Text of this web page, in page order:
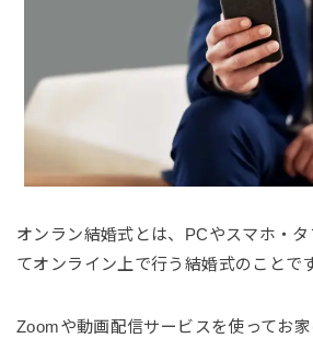
オンラン結婚式とは、PCやスマホ・
てオンライン上で行う結婚式のことです
Zoomや動画配信サービスを使ってお